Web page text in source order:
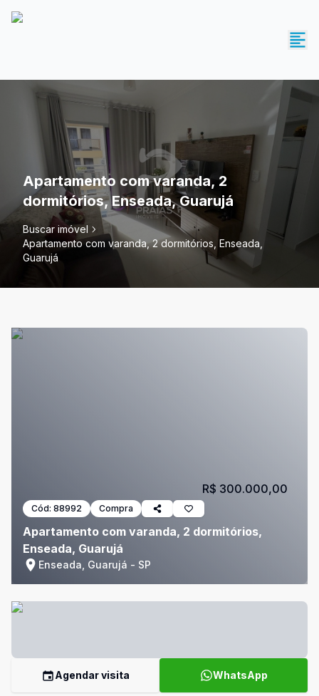
Apartamento com varanda, 2
dormitórios, Enseada, Guarujá
Buscar imóvel
Apartamento com varanda, 2 dormitórios, Enseada,
Guarujá
Cód: 88992 Compra
Apartamento com varanda, 2 dormitórios,
Enseada, Guarujá
Enseada, Guarujá - SP
R$ 300.000,00
Agendar visita WhatsApp